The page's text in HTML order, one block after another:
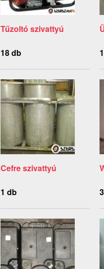
Tűzoltó szivattyú
18 db
Cefre szivattyú
1 db